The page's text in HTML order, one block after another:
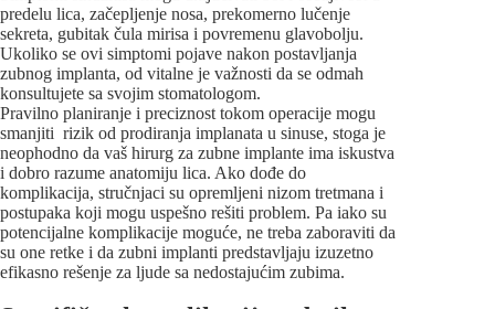
predelu lica, začepljenje nosa, prekomerno lučenje
sekreta, gubitak čula mirisa i povremenu glavobolju.
Ukoliko se ovi simptomi pojave nakon postavljanja
zubnog implanta, od vitalne je važnosti da se odmah
konsultujete sa svojim stomatologom.
Pravilno planiranje i preciznost tokom operacije mogu
smanjiti rizik od prodiranja implanata u sinuse, stoga je
neophodno da vaš hirurg za zubne implante ima iskustva
i dobro razume anatomiju lica. Ako dođe do
komplikacija, stručnjaci su opremljeni nizom tretmana i
postupaka koji mogu uspešno rešiti problem. Pa iako su
potencijalne komplikacije moguće, ne treba zaboraviti da
su one retke i da zubni implanti predstavljaju izuzetno
efikasno rešenje za ljude sa nedostajućim zubima.